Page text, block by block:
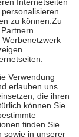
die tatsächlichen
Apotheken.
die
je
Gesundheit zu
unterstützen,
Lebensjahr